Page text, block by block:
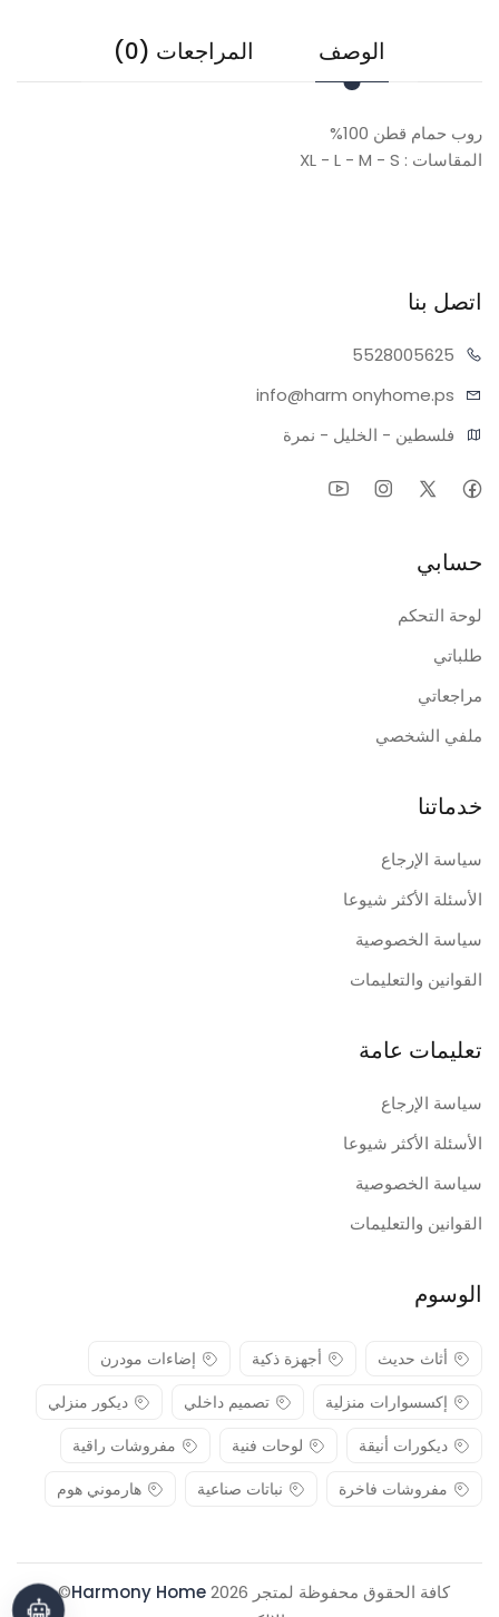
الوصف المراجعات (0)
روب حمام قطن 100%
المقاسات : XL - L - M - S
اتصل بنا
05625
55280
info@harm onyhome.ps
فلسطين - الخليل - نمرة
حسابي
لوحة التحكم
طلباتي
مراجعاتي
ملفي الشخصي
خدماتنا
سياسة الإرجاع
الأسئلة الأكثر شيوعا
سياسة الخصوصية
القوانين والتعليمات
تعليمات عامة
سياسة الإرجاع
الأسئلة الأكثر شيوعا
سياسة الخصوصية
القوانين والتعليمات
الوسوم
أثاث حديث أجهزة ذكية
إضاءات مودرن
إكسسوارات منزلية
تصميم داخلي
ديكور منزلي
ديكورات أنيقة
لوحات فنية
مفروشات راقية
مفروشات فاخرة
نباتات صناعية هارموني هوم
كافة الحقوق محفوظة لمتجر 2026 Harmony Home
© .